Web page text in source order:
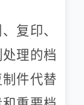
复印、
理的档
件代替